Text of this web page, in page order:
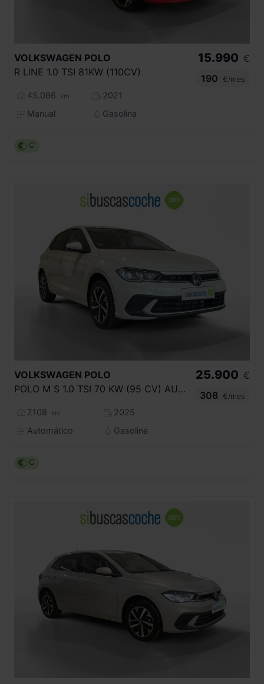
VOLKSWAGEN POLO
R LINE 1.0 TSI 81KW (110CV)
45.086 km
2021
Manual
Gasolina
15.990 €
190
€/mes
C
VOLKSWAGEN POLO
POLO M S 1.0 TSI 70 KW (95 CV) AUTOM TICO DSG 7 VEL.
7.108 km
2025
Automático
Gasolina
25.900 €
308
€/mes
C